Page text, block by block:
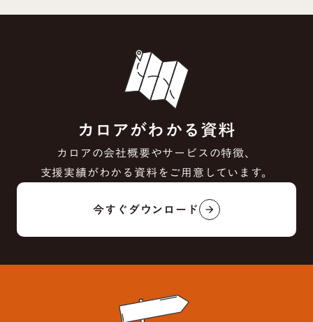
カロアがわかる資料
カロアの会社概要やサービスの特徴、
支援実績がわかる資料をご用意しています。
今すぐダウンロード
arrow_forward